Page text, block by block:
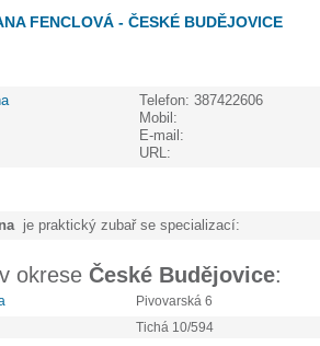
FENCLOVÁ - ČESKÉ BUDĚJOVICE
Telefon:
Mobil:
E-mail:
URL:
387422606
je praktický zubař se specializací:
okrese České Budějovice:
Pivovarská 6
Tichá 10/594